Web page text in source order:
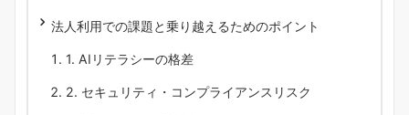
法人利用での課題と乗り越えるためのポイント
1. AIリテラシーの格差
2. セキュリティ・コンプライアンスリスク